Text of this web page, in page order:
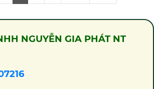
NGUYỄN GIA PHÁT NT